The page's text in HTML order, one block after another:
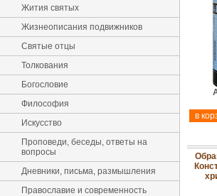
Жития святых
Жизнеописания подвижников
Святые отцы
Толкования
Богословие
Философия
Искусство
Проповеди, беседы, ответы на
вопросы
Дневники, письма, размышления
Православие и современность